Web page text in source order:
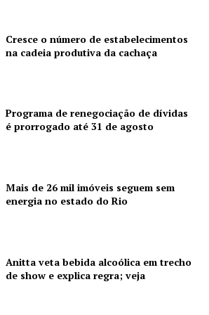
Cresce o número de estabelecimentos
na cadeia produtiva da cachaça
Programa de renegociação de dívidas
é prorrogado até 31 de agosto
Mais de 26 mil imóveis seguem sem
energia no estado do Rio
Anitta veta bebida alcoólica em trecho
de show e explica regra; veja